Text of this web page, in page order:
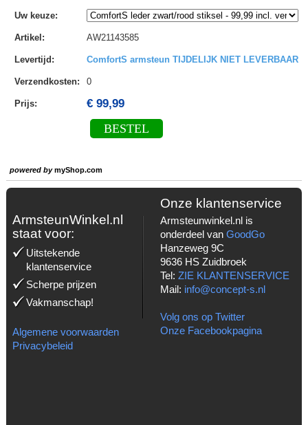
Uw keuze:
Artikel : AW21143585
Levertijd : ComfortS armsteun TIJDELIJK NIET LEVERBAAR
Verzendkosten: 0
Prijs: € 99,99
BESTEL
powered bymyShop.com
ArmsteunWinkel.nl
staat voor:
Uitstekende
klantenservice
Scherpe prijzen
Vakmanschap!
Algemene voorwaarden
Privacybeleid
Onze klantenservice
Armsteunwinkel.nl is
onderdeel van GoodGo
Hanzeweg 9C
9636 HS Zuidbroek
Tel: ZIE KLANTENSERVICE
Mail: info@concept-s.nl
Volg ons op Twitter
Onze Facebookpagina